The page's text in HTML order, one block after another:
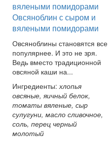
Овсяноблин с сыром и
вялеными помидорами
Овсяноблины становятся все
популярнее. И это не зря.
Ведь вместо традиционной
овсяной каши на...
Ингредиенты:хлопья
овсяные, яичный белок,
томаты вяленые, сыр
сулугуни, масло сливочное,
соль, перец черный
молотый